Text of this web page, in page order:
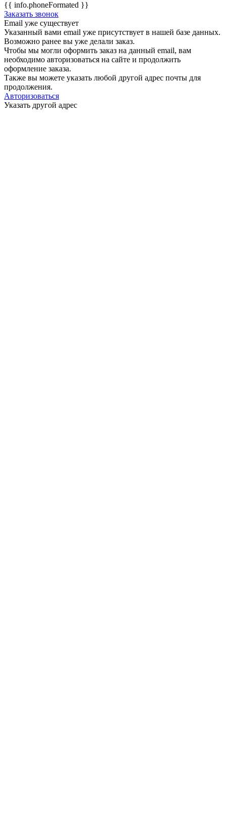
{{ info.phoneFormated }}
Заказать звонок
Email уже существует
Указанный вами email уже присутствует в нашей базе данных.
Возможно ранее вы уже делали заказ.
Чтобы мы могли оформить заказ на данный email, вам
необходимо авторизоваться на сайте и продолжить
оформление заказа.
Также вы можете указать любой другой адрес почты для
продолжения.
Авторизоваться
Указать другой адрес